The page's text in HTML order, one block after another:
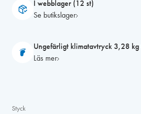
I webblager (12 st)
Se butikslager
Ungefärligt klimatavtryck 3,28
Läs mer
Styck